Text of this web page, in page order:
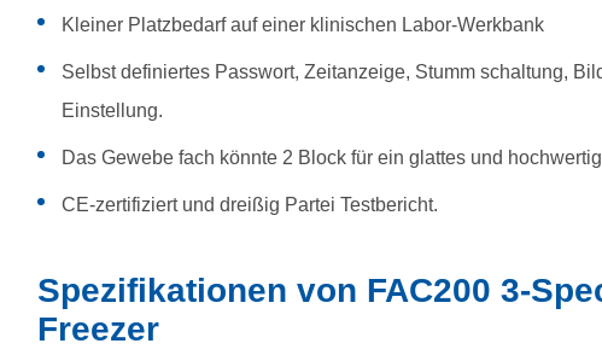
Kleiner Platzbedarf auf einer klinischen Labor-Werkbank
Selbst definiertes Passwort, Zeitanzeige, Stumm schaltung,
Einstellung.
Das Gewebe fach könnte 2 Block für ein glattes und
CE-zertifiziert und dreißig Partei Testbericht.
Spezifikationen von FAC200 3-
Freezer